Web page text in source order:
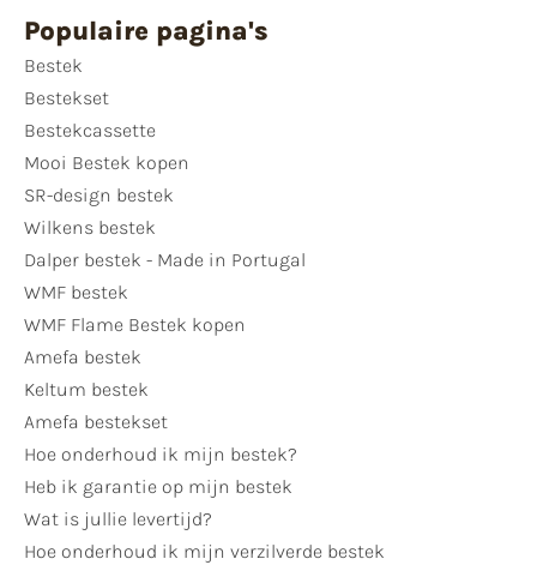
Populaire pagina's
Bestek
Bestekset
Bestekcassette
Mooi Bestek kopen
SR-design bestek
Wilkens bestek
Dalper bestek - Made in Portugal
WMF bestek
WMF Flame Bestek kopen
Amefa bestek
Keltum bestek
Amefa bestekset
Hoe onderhoud ik mijn bestek?
Heb ik garantie op mijn bestek
Wat is jullie levertijd?
Hoe onderhoud ik mijn verzilverde bestek